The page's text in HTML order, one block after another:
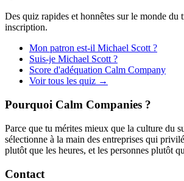
Des quiz rapides et honnêtes sur le monde du
inscription.
Mon patron est-il Michael Scott ?
Suis-je Michael Scott ?
Score d'adéquation Calm Company
Voir tous les quiz →
Pourquoi Calm Companies ?
Parce que tu mérites mieux que la culture du
sélectionne à la main des entreprises qui
plutôt que les heures, et les personnes plutôt
Contact